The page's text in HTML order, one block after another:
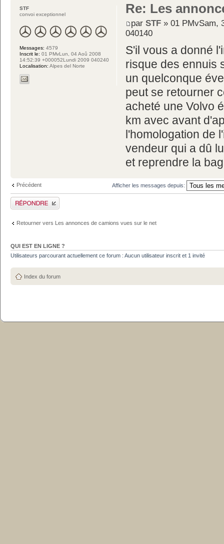
Re: Les
parSTF » 01 PMvSam,
040140
S'il vous a donné
risque des ennuis
un quelconque
peut se retourner
acheté une Volvo
km avec avant
l'homologation de
vendeur qui a dû
et reprendre la
STF
convoi exceptionnel
Messages: 4579
Inscrit le: 01 PMvLun, 04 Aoû 2008
14:52:39 +000052Lundi 2009 040240
Localisation: Alpes del Norte
Précédent Afficher les messages depuis:
Publier une réponse
Retourner vers Les annonces de camions vues sur le net
QUI EST EN LIGNE ?
Utilisateurs parcourant actuellement ce forum : Aucun utilisateur inscrit et 1 invité
Index du forum